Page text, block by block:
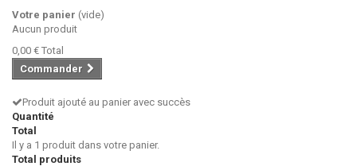
Votre panier (vide)
Aucun produit
0,00 € Total
Commander
Produit ajouté au panier avec succès
Quantité
Total
Il y a 1 produit dans votre panier.
Total produits